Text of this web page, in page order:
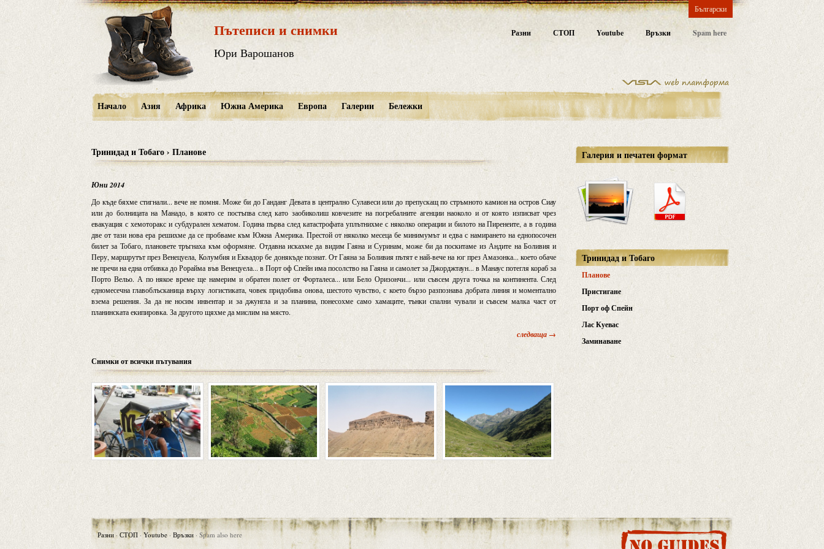
Български
Пътеписи и снимки
Юри Варошанов
Разни СТОП Youtube Връзки Spam here
Начало Азия Африка Южна Америка Европа Галерии Бележки
Галерия и печатен формат
Тринидад и Тобаго
Планове
Пристигане
Порт оф Спейн
Лас Куевас
Заминаване
Тринидад и Тобаго › Планове
Юни 2014
До къде бяхме стигнали... вече не помня. Може би до Ганданг Девата в централно Сулавеси или до препускащ по стръмното камион на остров Сиау
или до болницата на Манадо, в която се постъпва след като заобиколиш ковчезите на погребалните агенции наоколо и от която изписват чрез
евакуация с хемоторакс и субдурален хематом. Година първа след катастрофата уплътнихме с няколко операции и билото на Пиренеите, а в година
две от тази нова ера решихме да се пробваме към Южна Америка. Престой от няколко месеца бе минимумът и едва с намирането на еднопосочен
билет за Тобаго, плановете тръгнаха към оформяне. Отдавна искахме да видим Гаяна и Суринам, може би да поскитаме из Андите на Боливия и
Перу, маршрутът през Венецуела, Колумбия и Еквадор бе донякъде познат. От Гаяна за Боливия пътят е най-вече на юг през Амазонка... което обаче
не пречи на една отбивка до Рорайма във Венецуела... в Порт оф Спейн има посолство на Гаяна и самолет за Джорджтаун... в Манаус потегля кораб за
Порто Вельо. А по някое време ще намерим и обратен полет от Форталеса... или Бело Оризончи... или съвсем друга точка на континента. След
едномесечна главоблъсканица върху логистиката, човек придобива онова, шестото чувство, с което бързо разпознава добрата линия и моментално
взема решения. За да не носим инвентар и за джунгла и за планина, понесохме само хамаците, тънки спални чували и съвсем малка част от
планинската екипировка. За другото щяхме да мислим на място.
следваща →
Снимки от всички пътувания
Разни · СТОП · Youtube · Връзки · Spam also here